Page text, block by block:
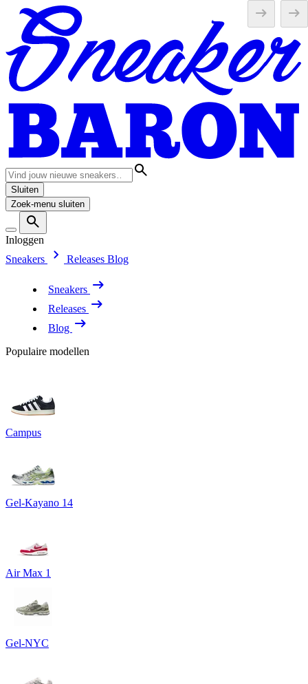
Sluiten
Zoek-menu sluiten
Inloggen
Sneakers
Releases Blog
Sneakers
Releases
Blog
Populaire modellen
Campus
Gel-Kayano 14
Air Max 1
Gel-NYC